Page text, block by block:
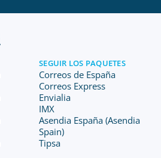
SEGUIR LOS PAQUETES
Correos de España
Correos Express
Envialia
IMX
Asendia España (Asendia
Spain)
Tipsa